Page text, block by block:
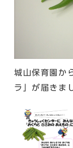
城山保育園か
ラ」が届きま